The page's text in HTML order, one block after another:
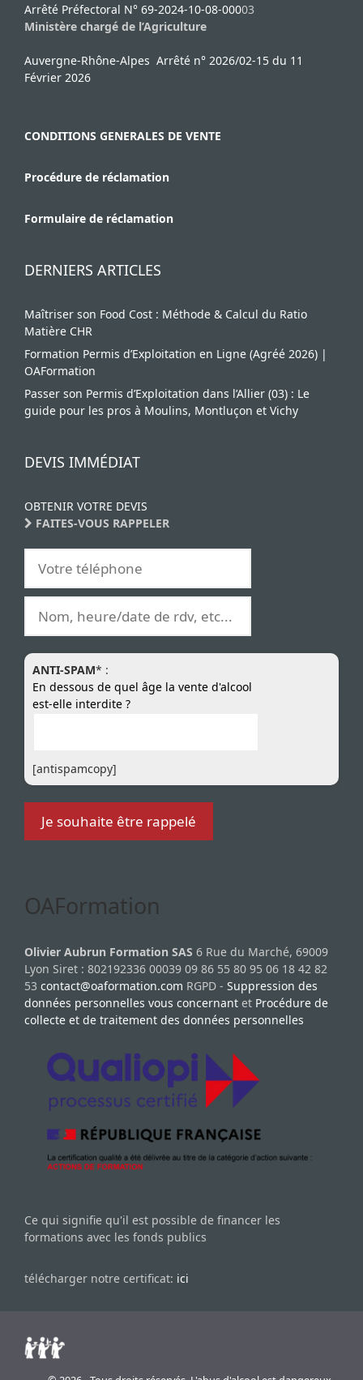
Arrêté Préfectoral N° 69-2024-10-08-00003
Ministère chargé de l’Agriculture
Auvergne-Rhône-Alpes Arrêté n° 2026/02-15 du 11
Février 2026
CONDITIONS GENERALES DE VENTE
Procédure de réclamation
Formulaire de réclamation
DERNIERS ARTICLES
Maîtriser son Food Cost : Méthode & Calcul du Ratio
Matière CHR
Formation Permis d’Exploitation en Ligne (Agréé 2026) |
OAFormation
Passer son Permis d’Exploitation dans l’Allier (03) : Le
guide pour les pros à Moulins, Montluçon et Vichy
DEVIS IMMÉDIAT
OBTENIR VOTRE DEVIS
FAITES-VOUS RAPPELER
ANTI-SPAM* :
En dessous de quel âge la vente d'alcool
est-elle interdite ?
[antispamcopy]
OAFormation
Olivier Aubrun Formation SAS 6 Rue du Marché, 69009
Lyon Siret : 802192336 00039 09 86 55 80 95 06 18 42 82
53 contact@oaformation.com RGPD - Suppression des
données personnelles vous concernant et Procédure de
collecte et de traitement des données personnelles
Ce qui signifie qu'il est possible de financer les
formations avec les fonds publics
télécharger notre certificat: ici